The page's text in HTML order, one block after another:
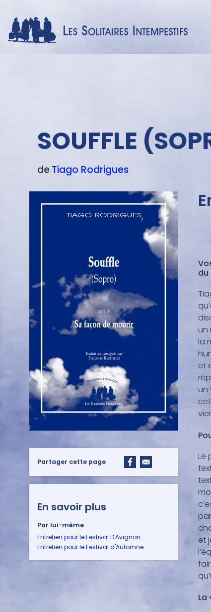
SOUFFLE
deTiago Rodrigues
du
un
la
et
un
Le
et
La
Partager cette page
En savoir plus
Par lui-même
Entretien pour le Festival D'Avignon
Entretien pour le Festival d'Automne